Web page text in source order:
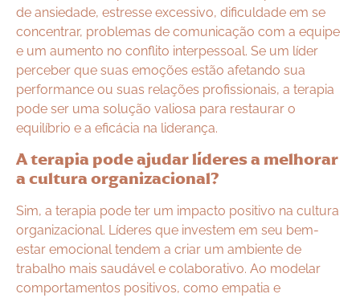
de ansiedade, estresse excessivo, dificuldade em se
concentrar, problemas de comunicação com a equipe
e um aumento no conflito interpessoal. Se um líder
perceber que suas emoções estão afetando sua
performance ou suas relações profissionais, a terapia
pode ser uma solução valiosa para restaurar o
equilíbrio e a eficácia na liderança.
A terapia pode ajudar líderes a melhorar
a cultura organizacional?
Sim, a terapia pode ter um impacto positivo na cultura
organizacional. Líderes que investem em seu bem-
estar emocional tendem a criar um ambiente de
trabalho mais saudável e colaborativo. Ao modelar
comportamentos positivos, como empatia e